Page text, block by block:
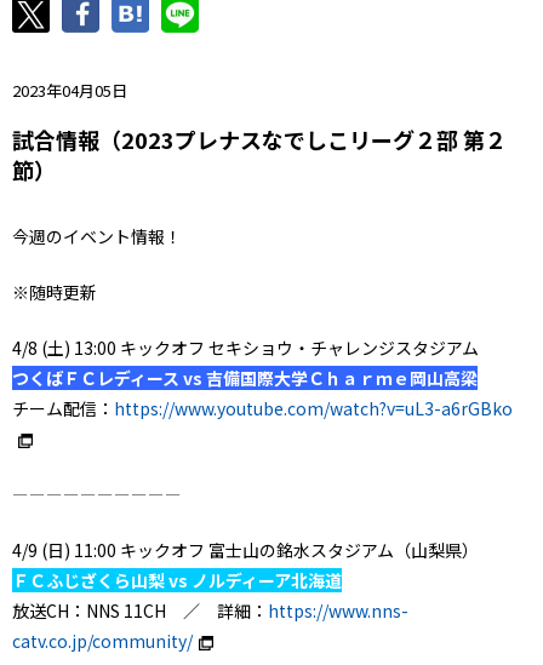
2023年04月05日
試合情報（2023プレナスなでしこリーグ２部 第２
節）
今週のイベント情報！
※随時更新
4/8 (土) 13:00 キックオフ セキショウ・チャレンジスタジアム
つくばＦＣレディース vs 吉備国際大学Ｃｈａｒｍｅ岡山高梁
チーム配信： https://www.youtube.com/watch?v=uL3-a6rGBko
ーーーーーーーーーー
4/9 (日) 11:00 キックオフ 富士山の銘水スタジアム（山梨県）
ＦＣふじざくら山梨 vs ノルディーア北海道
放送CH：NNS 11CH ／ 詳細： https://www.nns-
catv.co.jp/community/